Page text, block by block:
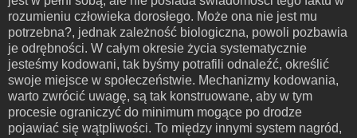
rozumieniu człowieka dorosłego. Może ona nie jest mu
potrzebna?, jednak zależność biologiczna, powoli pozbawia
je odrębności. W całym okresie życia systematycznie
jesteśmy kodowani, tak byśmy potrafili odnaleźć, określić
swoje miejsce w społeczeństwie. Mechanizmy kodowania,
warto zwrócić uwagę, są tak konstruowane, aby w tym
procesie ograniczyć do minimum mogące po drodze
pojawiać się wątpliwości. To między innymi system nagród,